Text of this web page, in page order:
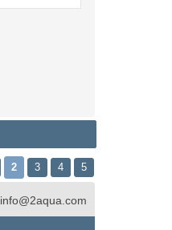
2 3 4 5
info@2aqua.com